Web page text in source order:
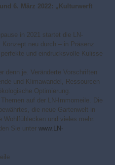
6. März 2022: „Kulturwerft
in 2021 startet die LN-
Konzept neu durch – in Präsenz
und eindrucksvolle Kulisse
denn je. Veränderte Vorschriften
und Klimawandel, Ressourcen
Optimierung.
auf der LN-Immomeile. Die
die neue Gartenwelt in
Wohlfühlecken und vieles mehr.
Sie unterwww.LN-